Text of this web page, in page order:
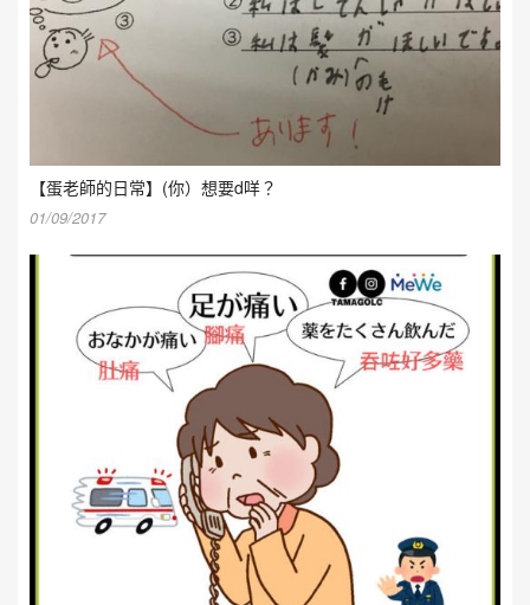
【蛋老師的日常】(你）想要d咩？
01/09/2017